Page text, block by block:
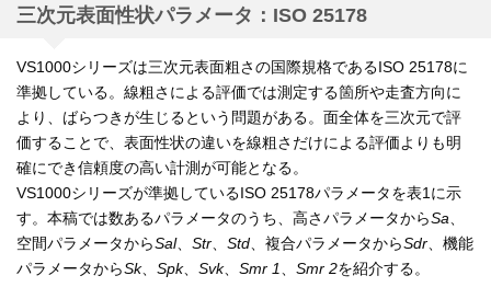
三次元表面性状パラメータ：ISO 25178
VS1000シリーズは三次元表面粗さの国際規格であるISO 25178に
準拠している。線粗さによる評価では測定する箇所や走査方向に
より、ばらつきが生じるという問題がある。面全体を三次元で評
価することで、表面性状の違いを線粗さだけによる評価よりも明
確にでき信頼度の高い計測が可能となる。
VS1000シリーズが準拠しているISO 25178パラメータを表1に示
す。本稿では数あるパラメータのうち、高さパラメータからSa
空間パラメータからSal、 Str Std 、複合パラメータからSdr 、機能
パラメータからSk、 Spk、 Svk、 Smr 1 Smr 2を紹介する。